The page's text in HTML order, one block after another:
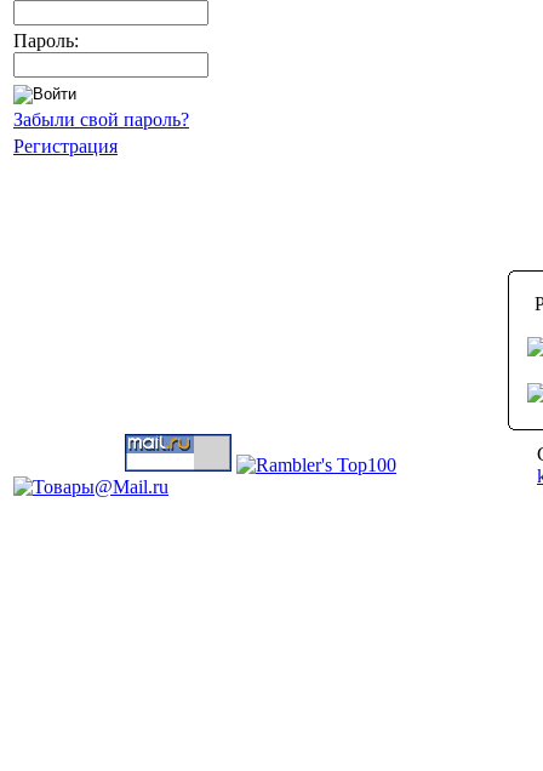
Пароль:
Забыли свой пароль?
Регистрация